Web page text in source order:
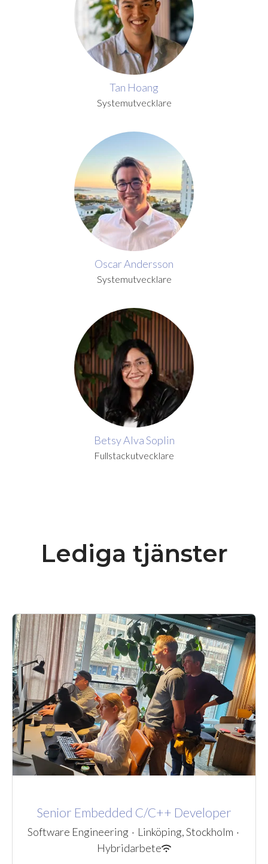
Tan Hoang
Systemutvecklare
Oscar Andersson
Systemutvecklare
Betsy Alva Soplin
Fullstackutvecklare
Lediga tjänster
Senior Embedded C/C++ Developer
Software Engineering · Linköping, Stockholm ·
Hybridarbete